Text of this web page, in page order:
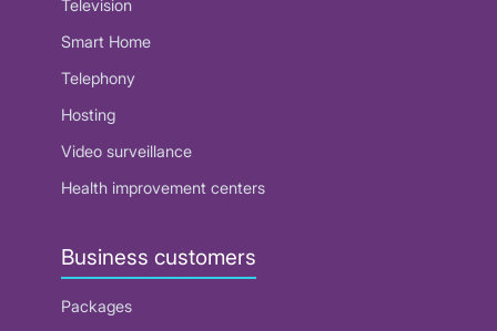
Television
Smart Home
Telephony
Hosting
Video surveillance
Health improvement centers
Business customers
Packages